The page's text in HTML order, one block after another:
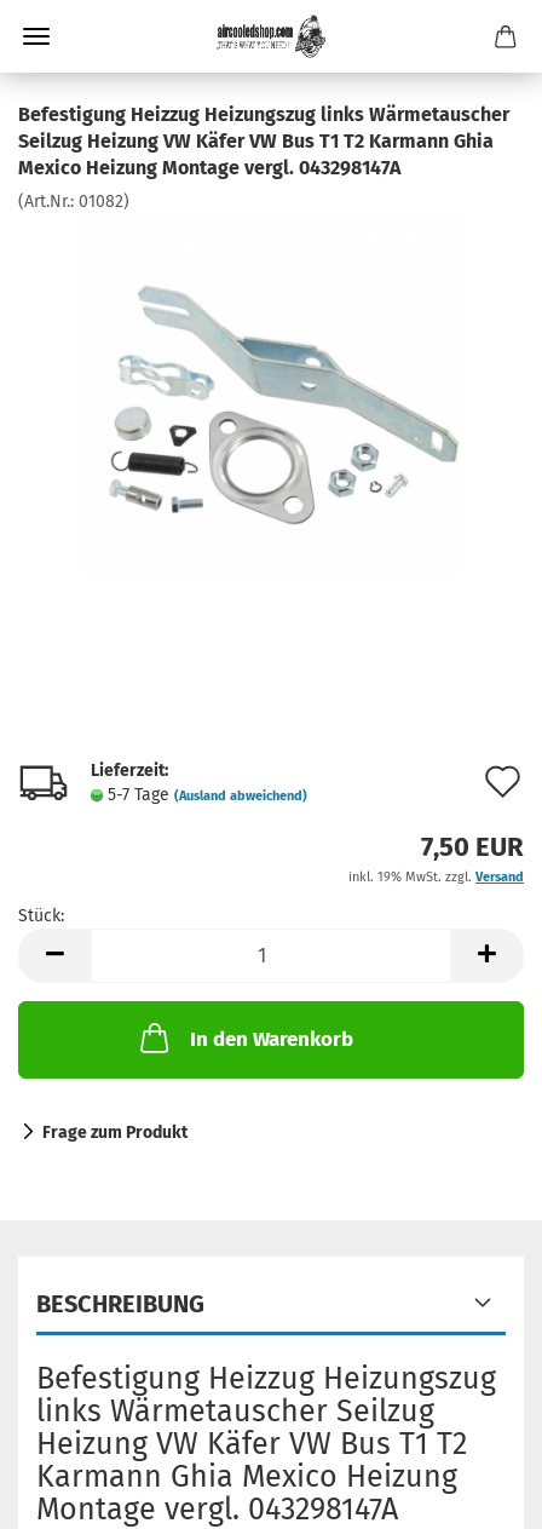
Befestigung Heizzug Heizungszug links Wärmetauscher
Seilzug Heizung VW Käfer VW Bus T1 T2 Karmann Ghia
Mexico Heizung Montage vergl. 043298147A
(Art.Nr.: 01082)
Lieferzeit:
5-7 Tage (Ausland abweichend)
7,50 EUR
inkl. 19% MwSt. zzgl. Versand
Stück:
In den Warenkorb
Frage zum Produkt
BESCHREIBUNG
Befestigung Heizzug Heizungszug
links Wärmetauscher Seilzug
Heizung VW Käfer VW Bus T1 T2
Karmann Ghia Mexico Heizung
Montage vergl. 043298147A